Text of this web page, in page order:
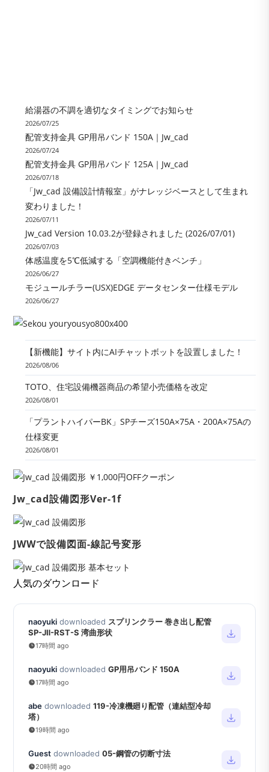
給湯器の不調を適切なタイミングでお知らせ
2026/07/25
配管支持金具 GP用吊バンド 150A｜Jw_cad
2026/07/24
配管支持金具 GP用吊バンド 125A｜Jw_cad
2026/07/18
「Jw_cad 設備設計情報室」がナレッジベースとして生まれ
変わりました！
2026/07/11
Jw_cad Version 10.03.2が登録されました (2026/07/01)
2026/07/03
体感温度を5℃低減する「空調機能付きベンチ」
2026/06/27
モジュールチラー(USX)EDGE データセンター仕様モデル
2026/06/27
【新機能】サイト内にAIチャットボットを設置しました！
2026/08/06
TOTO、住宅設備機器商品の希望小売価格を改定
2026/08/01
「プラントハイパーBK」SPチーズ150A×75A・200A×75Aの
仕様変更
2026/08/01
Jw_cad設備図形Ver-1f
JWWで設備図面-線記号変形
人気のダウンロード
naoyuki downloaded スプリンクラー 巻き出し配管
SP-JⅡ-RST-S 湾曲形状
17時間 ago
naoyuki downloaded GP用吊バンド 150A
17時間 ago
abe downloaded 119-冷凍機廻り配管（連結型冷却
塔）
19時間 ago
Guest downloaded 05-鋼管の切断寸法
20時間 ago